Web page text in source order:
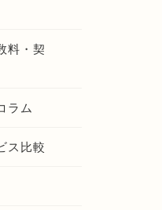
料・契
ラム
ス比較